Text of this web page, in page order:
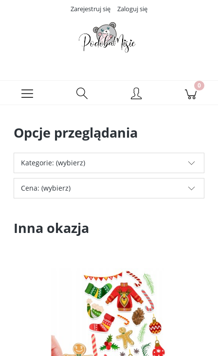
Zarejestruj się Zaloguj się
Opcje przeglądania
Kategorie: (wybierz)
Cena: (wybierz)
Inna okazja